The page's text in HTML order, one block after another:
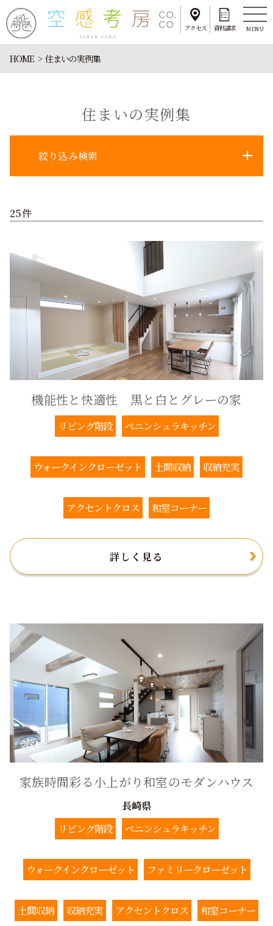
アクセス 資料請求 MENU
HOME 住まいの実例集
住まいの実例集
絞り込み検索
25件
機能性と快適性 黒と白とグレーの家
リビング階段 ペニンシュラキッチン
ウォークインクローゼット 土間収納 収納充実
アクセントクロス 和室コーナー
詳しく見る
家族時間彩る小上がり和室のモダンハウス
長崎県
リビング階段
ペニンシュラキッチン
ウォークインクローゼット ファミリークローゼット
土間収納 収納充実 アクセントクロス 和室コーナー